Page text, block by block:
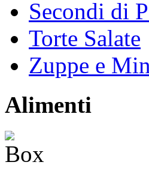
Secondi di
Torte Salate
Zuppe e
Alimenti